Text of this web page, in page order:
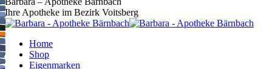
Ihre Apotheke im Bezirk Voitsberg
Home
Shop
Eigenmarken